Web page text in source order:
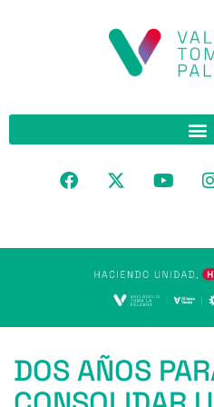
DOS AÑOS